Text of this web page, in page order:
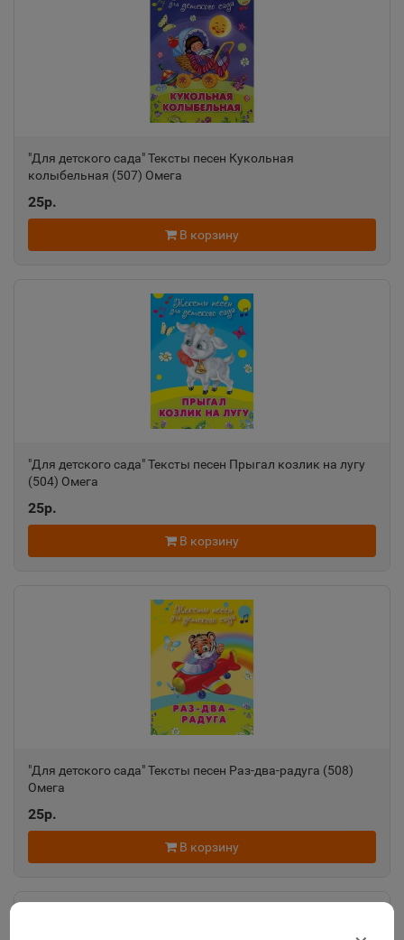
"Для детского сада" Тексты песен Кукольная
колыбельная (507) Омега
25р.
В корзину
"Для детского сада" Тексты песен Прыгал козлик на лугу
(504) Омега
25р.
В корзину
"Для детского сада" Тексты песен Раз-два-радуга (508)
Омега
25р.
В корзину